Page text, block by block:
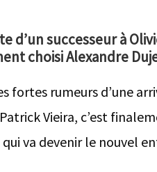
d’un successeur à
choisi Alexandre
fortes rumeurs d’une
Vieira, c’est
qui va devenir le nouvel